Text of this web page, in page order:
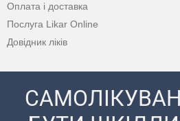
Оплата і доставка
Послуга Likar Online
Довідник ліків